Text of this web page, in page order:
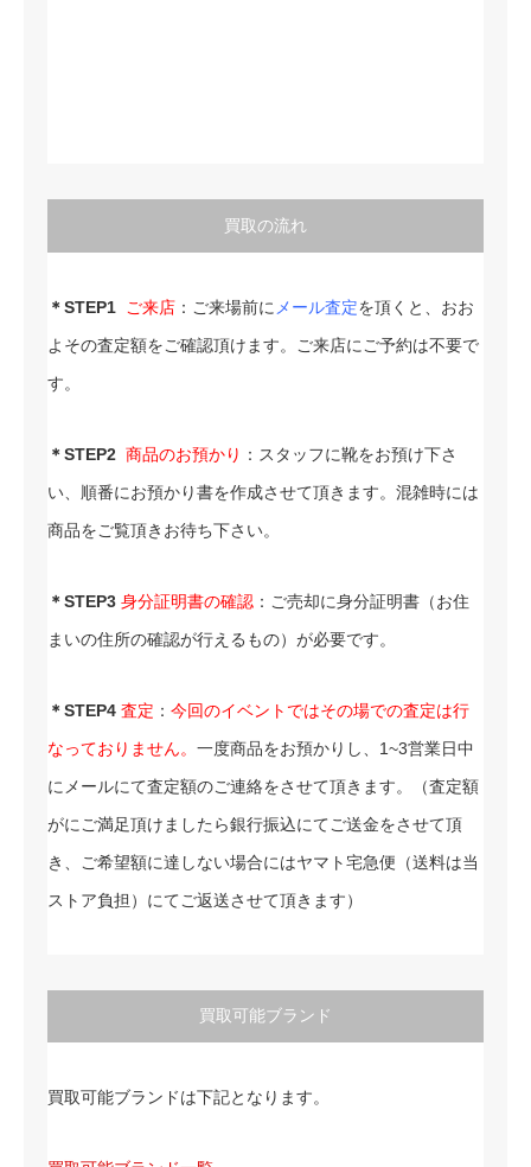
買取の流れ
＊STEP1 ご来店 ：ご来場前に メール査定を頂くと、おお
よその査定額をご確認頂けます。ご来店にご予約は不要で
す。
＊STEP2 商品のお預かり ：スタッフに靴をお預け下さ
い、順番にお預かり書を作成させて頂きます。混雑時には
商品をご覧頂きお待ち下さい。
＊STEP3 身分証明書の確認 ：ご売却に身分証明書（お住
まいの住所の確認が行えるもの）が必要です。
＊STEP4 査定 ： 今回のイベントではその場での査定は行
なっておりません。 一度商品をお預かりし、1~3営業日中
にメールにて査定額のご連絡をさせて頂きます。（査定額
がにご満足頂けましたら銀行振込にてご送金をさせて頂
き、ご希望額に達しない場合にはヤマト宅急便（送料は当
ストア負担）にてご返送させて頂きます）
買取可能ブランド
買取可能ブランドは下記となります。